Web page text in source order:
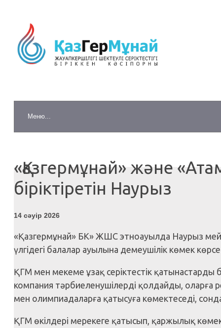
«Қазгермұнай» және
біріктіретін Наурыз
14 сәуір 2026
«Қазгермұнай» БК» ЖШС этноауылда Наурыз
үлгідегі балалар ауылына демеушілік көмек
ҚГМ мен мекеме ұзақ серіктестік
компания тәрбиеленушілерді қолдайды, оларға
мен олимпиадаларға қатысуға көмектеседі,
ҚГМ өкілдері мерекеге қатысып, қаржылық